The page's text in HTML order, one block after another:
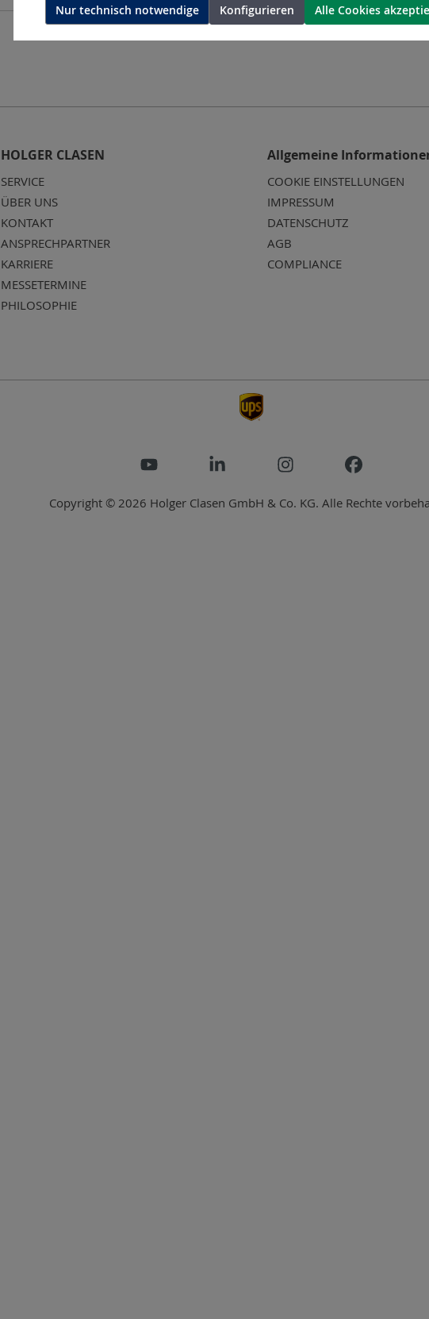
HOLGER CLASEN
SERVICE
ÜBER UNS
KONTAKT
ANSPRECHPARTNER
KARRIERE
MESSETERMINE
PHILOSOPHIE
Allgemeine
COOKIE EINSTELLUNGEN
IMPRESSUM
DATENSCHUTZ
AGB
COMPLIANCE
Copyright © 2026 Holger Clasen GmbH & Co. KG. Alle Rechte
Nur technisch notwendige Konfigurieren Alle Cookies